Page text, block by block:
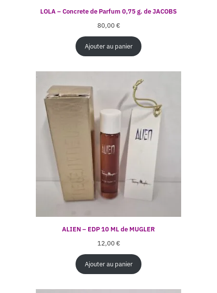
LOLA – Concrete de Parfum 0,75 g. de JACOBS
80,00 €
Ajouter au panier
ALIEN – EDP 10 ML de MUGLER
12,00 €
Ajouter au panier